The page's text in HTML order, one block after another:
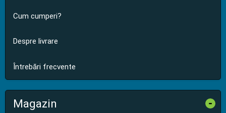
Cum cumperi?
Despre livrare
Întrebări frecvente
Magazin -